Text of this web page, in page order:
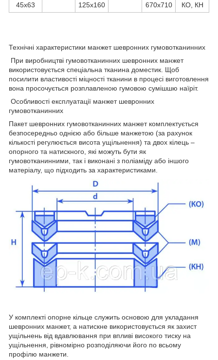
45х63
125х160 670х710 КО, КН
Технічні характеристики манжет шевронних гумовотканинних
При виробництві гумовотканинних шевронних манжет
використовується спеціальна тканина доместик. Щоб
посилити властивості міцності тканини в процесі виготовлення
вона просочується розплавленою гумовою сумішшю наїріт.
Особливості експлуатації манжет шевронних
гумовотканинних
Пакет шевронних гумовотканинних манжет комплектується
безпосередньо однією або більше манжетою (за рахунок
кількості регулюється висота ущільнення) та двох кілець –
опорного та натискного, які можуть бути як
гумовотканинними, так і виконані з поліаміду або іншого
матеріалу, що підходить за характеристиками.
У комплекті опорне кільце служить основою для укладання
шевронних манжет, а натискне використовується як захист
ущільнень від вдавлювання при впливі високого тиску на
ущільнення, рівномірно розподіляючи його по всьому
профілю манжети.